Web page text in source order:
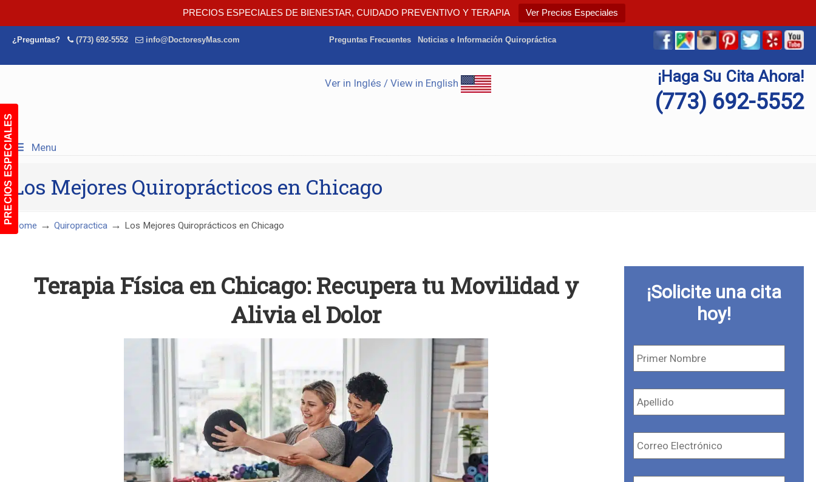
PRECIOS ESPECIALES DE BIENESTAR, CUIDADO PREVENTIVO Y TERAPIA Ver Precios Especiales
PRECIOS ESPECIALES
¿Preguntas? (773) 692-5552 info@DoctoresyMas.com Preguntas Frecuentes Noticias e Información Quiropráctica
Ver in Inglés / View in English ¡Haga Su Cita Ahora!
(773) 692-5552
Menu
Los Mejores Quiroprácticos en Chicago
Home → Quiropractica → Los Mejores Quiroprácticos en Chicago
Terapia Física en Chicago: Recupera tu Movilidad y
Alivia el Dolor
¡Solicite una cita
hoy!
Primer
Nombre *
Apellido *
Correo
Electrónico *
Número